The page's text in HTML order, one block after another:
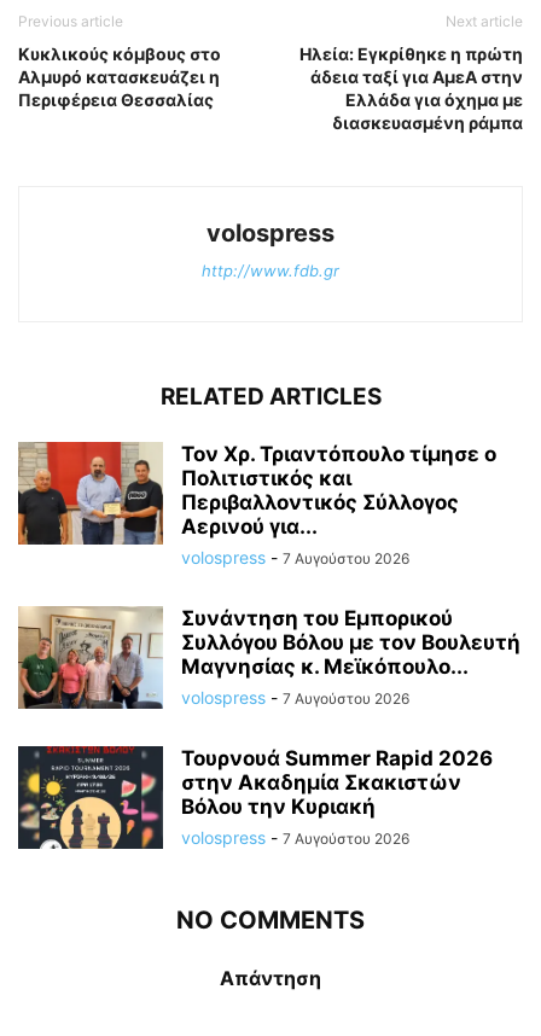
Previous article
Κυκλικούς κόμβους στο
Αλμυρό κατασκευάζει η
Περιφέρεια Θεσσαλίας
Next article
Ηλεία: Εγκρίθηκε η πρώτη
άδεια ταξί για ΑμεΑ στην
Ελλάδα για όχημα με
διασκευασμένη ράμπα
volospress
http://www.fdb.gr
RELATED ARTICLES
Τον Χρ. Τριαντόπουλο τίμησε ο
Πολιτιστικός και
Περιβαλλοντικός Σύλλογος
Αερινού για...
volospress - 7 Αυγούστου 2026
Συνάντηση του Εμπορικού
Συλλόγου Βόλου με τον Βουλευτή
Μαγνησίας κ. Μεϊκόπουλο...
volospress - 7 Αυγούστου 2026
Τουρνουά Summer Rapid 2026
στην Ακαδημία Σκακιστών
Βόλου την Κυριακή
volospress - 7 Αυγούστου 2026
NO COMMENTS
Απάντηση